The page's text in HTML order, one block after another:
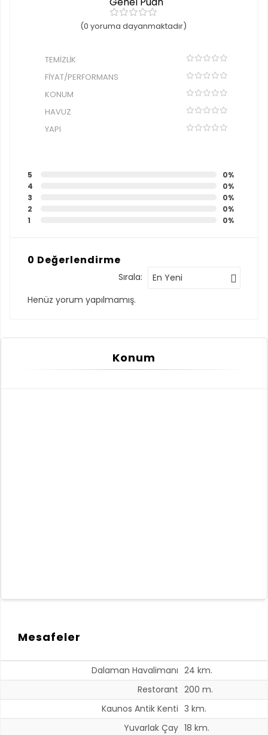
(0 yoruma dayanmaktadır)
TEMIZLIK
FIYAT/PERFORMANS
KONUM
HAVUZ
YAPI
5
0%
4
0%
3
0%
2
0%
1
0%
0 Değerlendirme
Sırala:
En Yeni
Henüz yorum yapılmamış.
Konum
Mesafeler
Dalaman Havalimanı 24 km.
Restorant 200 m.
Kaunos Antik Kenti 3 km.
Yuvarlak Çay 18 km.